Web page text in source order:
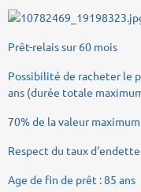
Prêt-relais sur 60 mois
Possibilité de racheter le
ans (durée totale
70% de la valeur
Respect du taux
Age de fin de prêt : 85 ans